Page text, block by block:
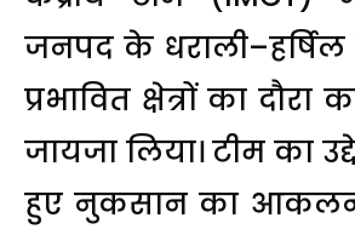
जनपद के
प्रभावित क्षेत्रों का
जायजा लिया। टीम का
हुए नुकसान का